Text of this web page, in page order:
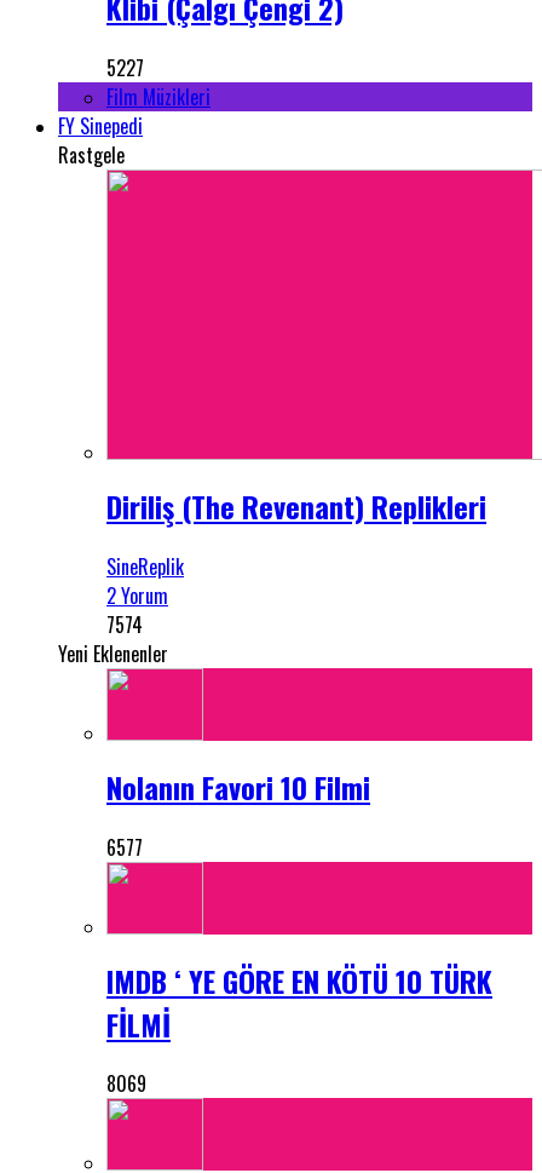
5227
Film Müzikleri
FY Sinepedi
Rastgele
Diriliş (The Revenant) Replikleri
SineReplik
2 Yorum
7574
Yeni Eklenenler
Nolanın Favori 10 Filmi
6577
IMDB ‘ YE GÖRE EN KÖTÜ 10 TÜRK
FİLMİ
8069